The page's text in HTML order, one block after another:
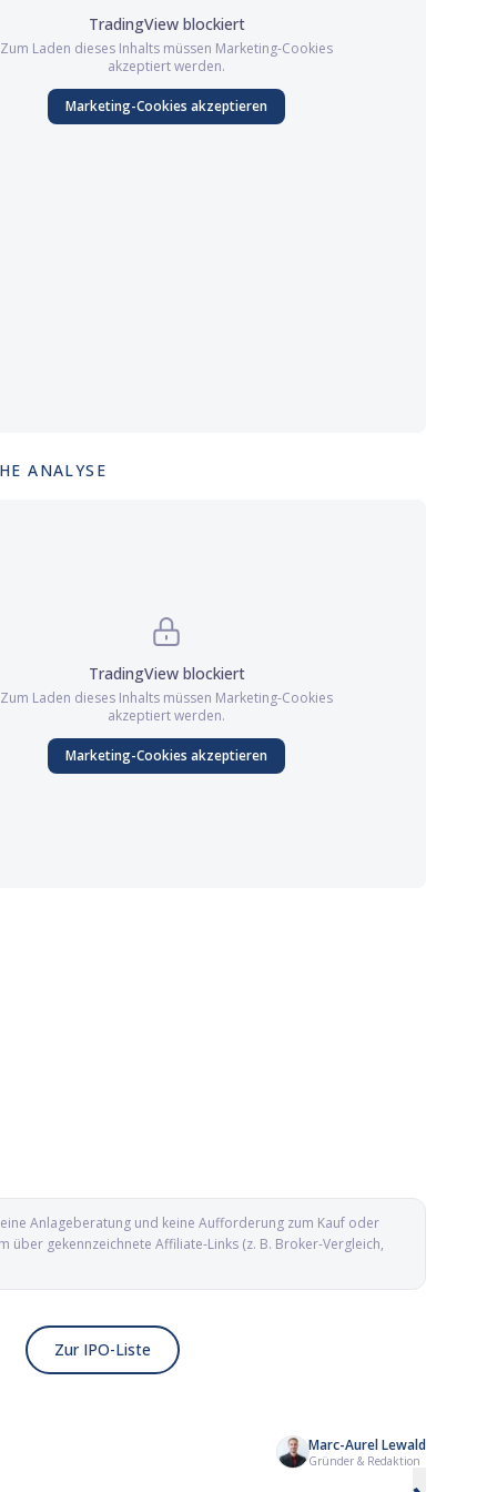
TradingViewblockiert
Zum Laden dieses Inhalts müssen Marketing-Cookies
akzeptiert werden.
Marketing-Cookies akzeptieren
ANALYSE
TradingViewblockiert
Zum Laden dieses Inhalts müssen Marketing-Cookies
akzeptiert werden.
Marketing-Cookies akzeptieren
Anlageberatung und keine Aufforderung zum Kauf oder
gekennzeichnete Affiliate-Links (z. B. Broker-Vergleich,
Zur IPO-Liste
Marc-Aurel Lewald
Gründer & Redaktion
Kailera Therapeutics IPO: Adipositas-
Yesway IPO: